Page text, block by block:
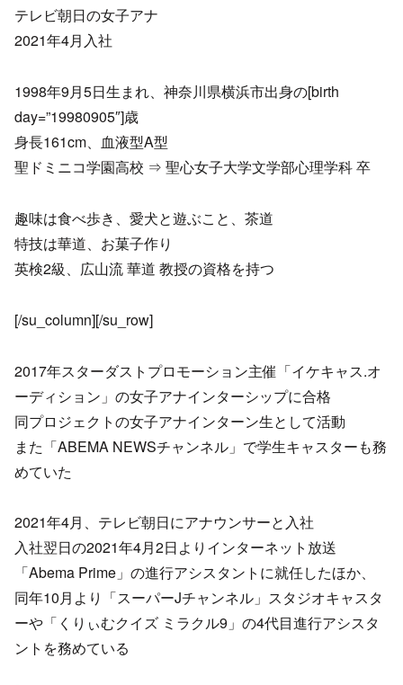
テレビ朝日の女子アナ
2021年4月入社
1998年9月5日生まれ、神奈川県横浜市出身の[birth
day=”19980905″]歳
身長161cm、血液型A型
聖ドミニコ学園高校 ⇒ 聖心女子大学文学部心理学科 卒
趣味は食べ歩き、愛犬と遊ぶこと、茶道
特技は華道、お菓子作り
英検2級、広山流 華道 教授の資格を持つ
[/su_column][/su_row]
2017年スターダストプロモーション主催「イケキャス.オ
ーディション」の女子アナインターシップに合格
同プロジェクトの女子アナインターン生として活動
また「ABEMA NEWSチャンネル」で学生キャスターも務
めていた
2021年4月、テレビ朝日にアナウンサーと入社
入社翌日の2021年4月2日よりインターネット放送
「Abema Prime」の進行アシスタントに就任したほか、
同年10月より「スーパーJチャンネル」スタジオキャスタ
ーや「くりぃむクイズ ミラクル9」の4代目進行アシスタ
ントを務めている